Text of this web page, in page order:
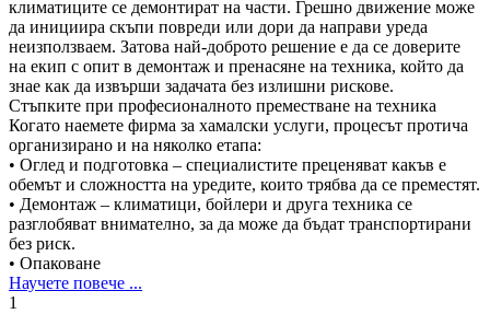
климатиците се демонтират на части. Грешно движение може
да инициира скъпи повреди или дори да направи уреда
неизползваем. Затова най-доброто решение е да се доверите
на екип с опит в демонтаж и пренасяне на техника, който да
знае как да извърши задачата без излишни рискове.
Стъпките при професионалното преместване на техника
Когато наемете фирма за хамалски услуги, процесът протича
организирано и на няколко етапа:
• Оглед и подготовка – специалистите преценяват какъв е
обемът и сложността на уредите, които трябва да се преместят.
• Демонтаж – климатици, бойлери и друга техника се
разглобяват внимателно, за да може да бъдат транспортирани
без риск.
• Опаковане
Научете повече ...
1